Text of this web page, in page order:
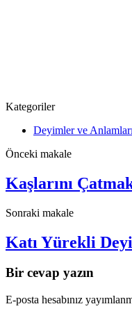
Kategoriler
Deyimler ve Anlamları
Önceki makale
Kaşlarını
Sonraki makale
Katı Yürekli
Bir cevap yazın
E-posta hesabınız